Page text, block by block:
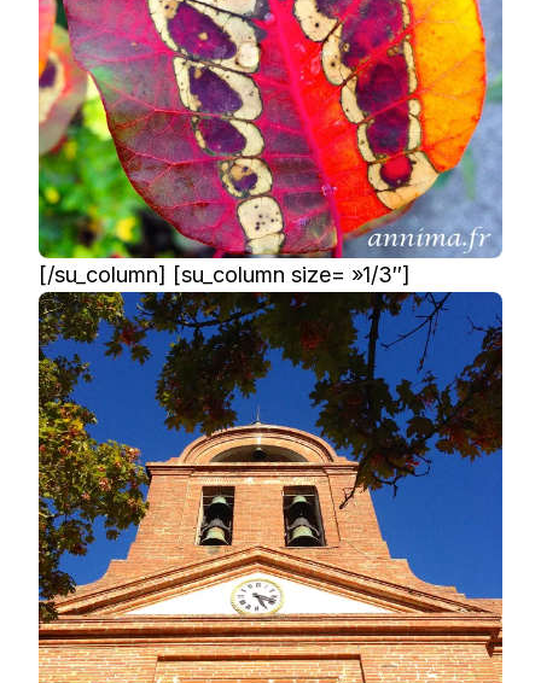
[/su_column] [su_column size= »1/3″]